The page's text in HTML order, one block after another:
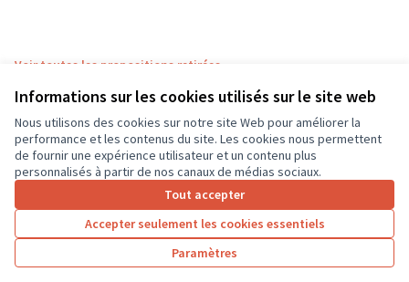
Informations sur les cookies utilisés sur le site web
Nous utilisons des cookies sur notre site Web pour améliorer la
performance et les contenus du site. Les cookies nous permettent
de fournir une expérience utilisateur et un contenu plus
personnalisés à partir de nos canaux de médias sociaux.
Tout accepter
Accepter seulement les cookies essentiels
Paramètres
Voir toutes les propositions retirées
Conditions d'utilisation
Paramètres des cookies
CD37 sur X
(Lien externe)
CD37 sur Facebook
CD37 sur Instagram
CD37 sur YouTube
(Lien externe)
Site réalisé grâce aulogiciel libre Decidim .
Licence
(Lien